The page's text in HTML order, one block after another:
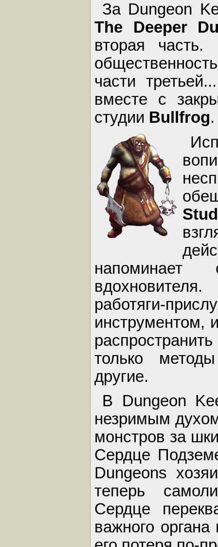
За Dungeon
The Deeper
вторая
части
вместе с
студии Bullfrog.
напоминает
работяги-
инструментом,
только
другие.
В Dungeon
незримым
монстров за
Сердце
Dungeons
теперь
Сердце
важного